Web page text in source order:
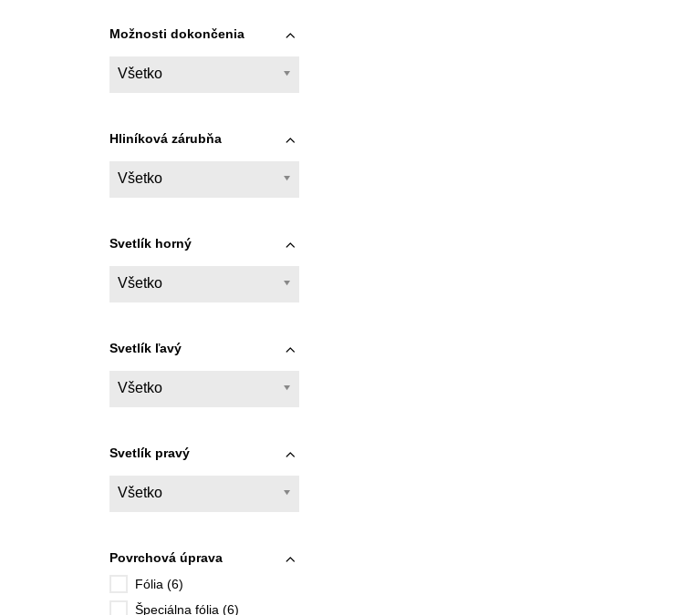
Možnosti dokončenia
Všetko
Hliníková zárubňa
Všetko
Svetlík horný
Všetko
Svetlík ľavý
Všetko
Svetlík pravý
Všetko
Povrchová úprava
Fólia (6)
Špeciálna fólia (6)